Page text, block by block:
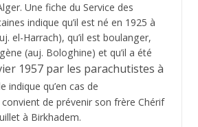
Une fiche du Service des
indique qu’il est né en 1925 à
el-Harrach), qu’il est boulanger,
(auj. Bologhine) et qu’il a été
1957 par les parachutistes à
indique qu’en cas de
de prévenir son frère Chérif
à Birkhadem.